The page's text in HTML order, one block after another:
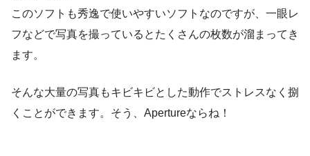
このソフトも秀逸で使いやすいソフトなのですが、一眼レ
フなどで写真を撮っているとたくさんの枚数が溜まってき
ます。
そんな大量の写真もキビキビとした動作でストレスなく捌
くことができます。そう、Apertureならね！